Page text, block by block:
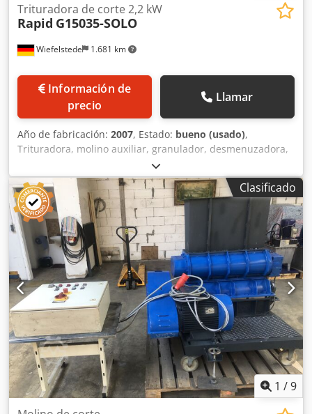
Wiefelstede 1.681 km
Trituradora de corte 2,2 kW
Rapid G15035-SOLO
Información de
precio
Llamar
Año de fabricación: 2007, Estado: bueno (usado),
Trituradora, molino auxiliar, granulador, desmenuzadora,
trituradora de plásticos, molino de gránulos, granulador,
molino de rotor, tecnología de reciclaje. -Fabricante: Rapid,
granulador, molino de martillos, trituradora móvil -Tipo:
G15035-SOLO -Motor de accionamiento: 2,2 kW -Sección de
entrada: 300 x 245 mm -Salida: 360 x 200 mm -Tamiz:
tamaño de orificio de 5 mm -Cantidad: 1 unidad de
trituradora disponible -Dimensiones: 630/590/A1095 mm
Crjdezn H Syjpfx Ahaof -Peso: 158 kg
Clasificado
1 /9